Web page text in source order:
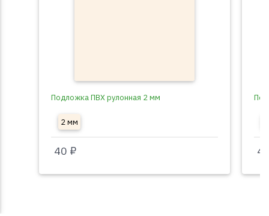
Подложка ПВХ рулонная 2 мм
2 мм
40 ₽